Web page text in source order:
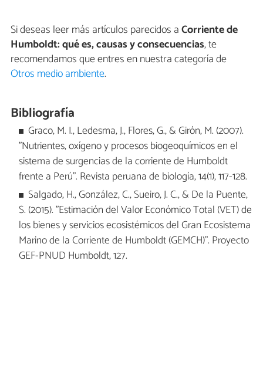
Si deseas leer más artículos parecidos aCorriente de
Humboldt: qué es, causas y consecuencias, te
recomendamos que entres en nuestra categoría de
Otros medio ambiente.
Bibliografía
Graco, M. I., Ledesma, J., Flores, G., & Girón, M. (2007).
"Nutrientes, oxígeno y procesos biogeoquímicos en el
sistema de surgencias de la corriente de Humboldt
frente a Perú". Revista peruana de biología, 14(1), 117-128.
Salgado, H., González, C., Sueiro, J. C., & De la Puente,
S. (2015). "Estimación del Valor Económico Total (VET) de
los bienes y servicios ecosistémicos del Gran Ecosistema
Marino de la Corriente de Humboldt (GEMCH)". Proyecto
GEF-PNUD Humboldt, 127.